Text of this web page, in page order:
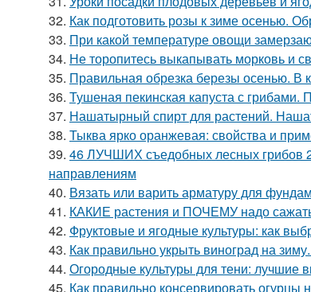
32. Как подготовить розы к зиме осенью.
33. При какой температуре овощи
34. Не торопитесь выкапывать морковь и
35. Правильная обрезка березы осенью. В
36. Тушеная пекинская капуста с грибами.
37. Нашатырный спирт для растений.
38. Тыква ярко оранжевая: свойства и
39. 46 ЛУЧШИХ съедобных лесных грибов
направлениям
40. Вязать или варить арматуру для
41. КАКИЕ растения и ПОЧЕМУ надо
42. Фруктовые и ягодные культуры: как
43. Как правильно укрыть виноград на
44. Огородные культуры для тени: лучшие
45. Как правильно консервировать огурцы